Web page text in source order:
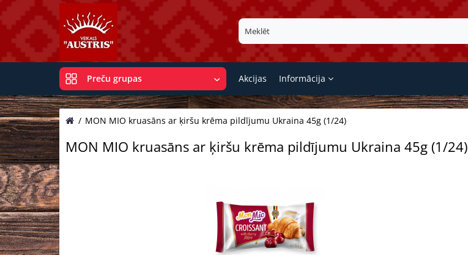
Preču grupas Akcijas Informācija
MON MIO kruasāns ar ķiršu krēma pildījumu Ukraina 45g (1/24)
MON MIO kruasāns ar ķiršu krēma pildījumu Ukraina 45g (1/24)